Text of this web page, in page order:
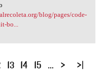
blog/pages/code-
bo...
13 14 15 …